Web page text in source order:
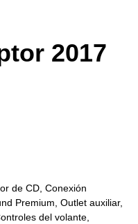
2017
de CD, Conexión
Premium, Outlet auxiliar,
del volante,